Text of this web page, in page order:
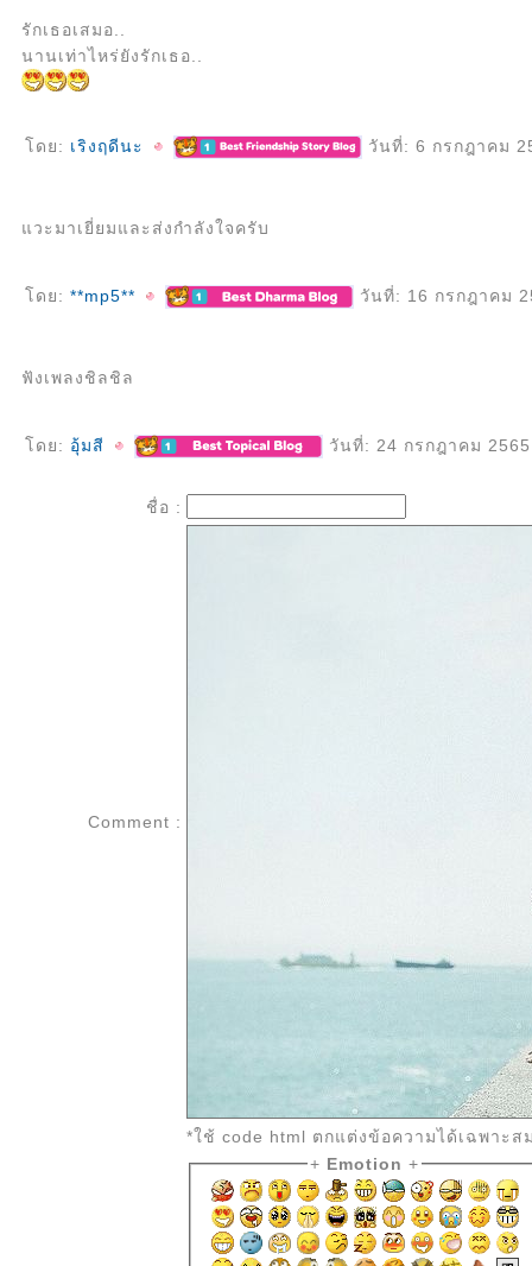
รักเธอเสมอ..
นานเท่าไหร่ยังรักเธอ..
ดย: เริงฤดีนะ วันที่: 6 กรกฎาคม
วะมาเยี่ยมและส่งกำลังใจครับ
ดย: **mp5** วันที่: 16 กรกฎาคม
ฟังเพลงชิลชิล
ดย: อุ้มสี วันที่: 24 กรกฎาคม
ชื่อ :
Comment :
*ใช้ code html ตกแต่งข้อความได้เฉพาะส
+ Emotion +